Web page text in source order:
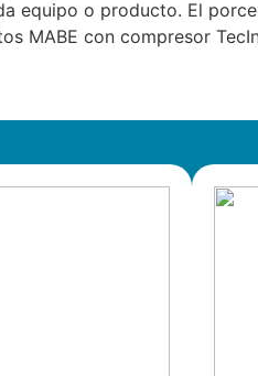
equipo o producto. El
MABE con compresor